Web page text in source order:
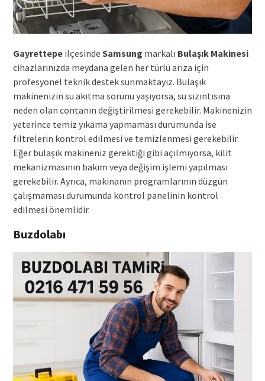
Gayrettepeilçesinde Samsung markalı Bulaşık Makinesi
cihazlarınızda meydana gelen her türlü arıza için
profesyonel teknik destek sunmaktayız. Bulaşık
makinenizin su akıtma sorunu yaşıyorsa, su sızıntısına
neden olan contanın değiştirilmesi gerekebilir. Makinenizin
yeterince temiz yıkama yapmaması durumunda ise
filtrelerin kontrol edilmesi ve temizlenmesi gerekebilir.
Eğer bulaşık makineniz gerektiği gibi açılmıyorsa, kilit
mekanizmasının bakım veya değişim işlemi yapılması
gerekebilir. Ayrıca, makinanın programlarının düzgün
çalışmaması durumunda kontrol panelinin kontrol
edilmesi önemlidir.
Buzdolabı